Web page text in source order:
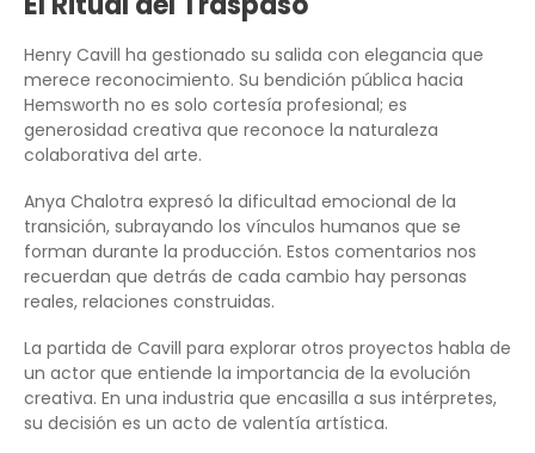
Henry Cavill ha gestionado su salida con elegancia que
merece reconocimiento. Su bendición pública hacia
Hemsworth no es solo cortesía profesional; es
generosidad creativa que reconoce la naturaleza
colaborativa del arte.
Anya Chalotra expresó la dificultad emocional de la
transición, subrayando los vínculos humanos que se
forman durante la producción. Estos comentarios nos
recuerdan que detrás de cada cambio hay personas
reales, relaciones construidas.
La partida de Cavill para explorar otros proyectos habla de
un actor que entiende la importancia de la evolución
creativa. En una industria que encasilla a sus intérpretes,
su decisión es un acto de valentía artística.